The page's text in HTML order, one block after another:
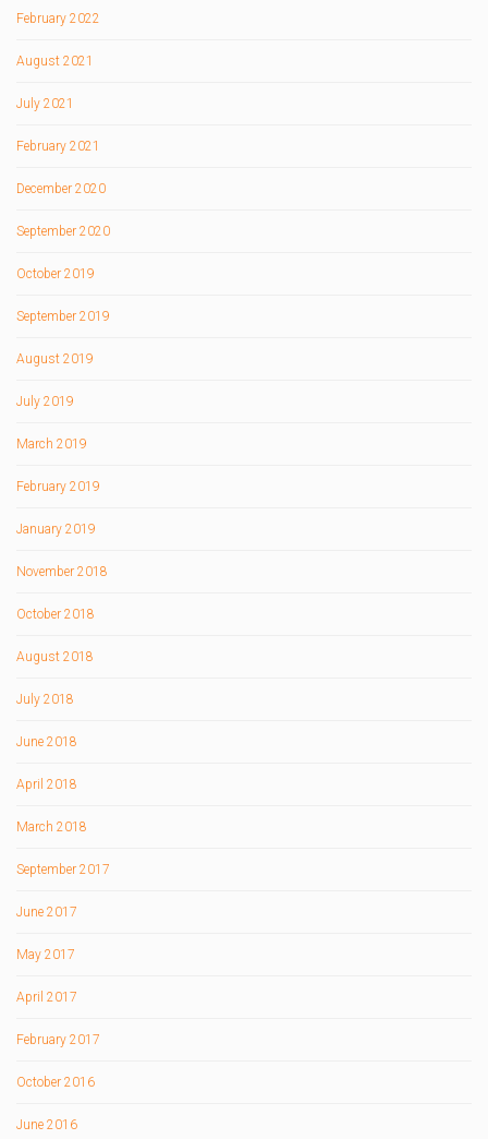
February 2022
August 2021
July 2021
February 2021
December 2020
September 2020
October 2019
September 2019
August 2019
July 2019
March 2019
February 2019
January 2019
November 2018
October 2018
August 2018
July 2018
June 2018
April 2018
March 2018
September 2017
June 2017
May 2017
April 2017
February 2017
October 2016
June 2016